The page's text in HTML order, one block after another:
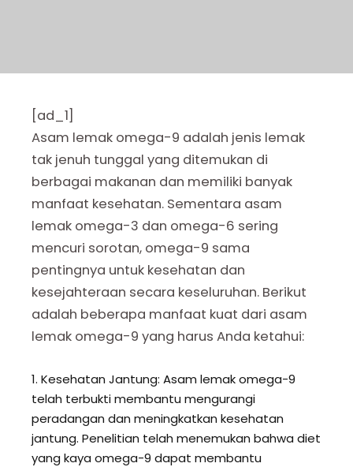
[ad_1]
Asam lemak omega-9 adalah jenis lemak
tak jenuh tunggal yang ditemukan di
berbagai makanan dan memiliki banyak
manfaat kesehatan. Sementara asam
lemak omega-3 dan omega-6 sering
mencuri sorotan, omega-9 sama
pentingnya untuk kesehatan dan
kesejahteraan secara keseluruhan. Berikut
adalah beberapa manfaat kuat dari asam
lemak omega-9 yang harus Anda ketahui:
1. Kesehatan Jantung: Asam lemak omega-9
telah terbukti membantu mengurangi
peradangan dan meningkatkan kesehatan
jantung. Penelitian telah menemukan bahwa diet
yang kaya omega-9 dapat membantu